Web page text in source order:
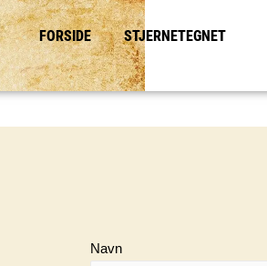
FORSIDE STJERNETEGNET
Navn